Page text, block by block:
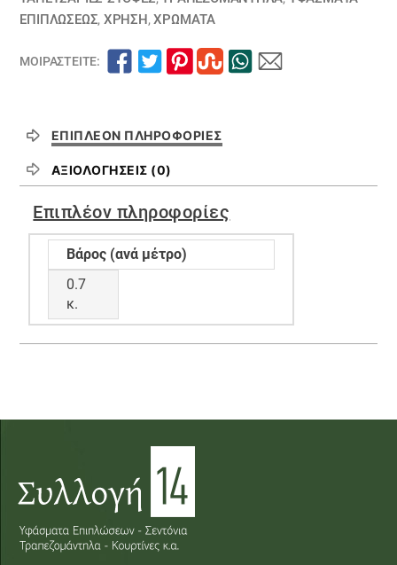
ΕΠΙΠΛΏΣΕΩΣ, ΧΡΗΣΗ,ΧΡΏΜΑΤΑ
ΜΟΙΡΑΣΤΕΊΤΕ:
ΕΠΙΠΛΈΟΝ ΠΛΗΡΟΦΟΡΊΕΣ
ΑΞΙΟΛΟΓΉΣΕΙΣ (0)
Επιπλέον πληροφορίες
Βάρος (ανά μέτρο)
0.7
κ.